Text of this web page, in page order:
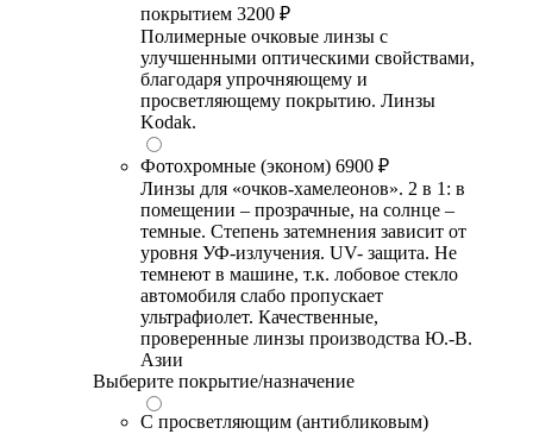
покрытием 3200 ₽
Полимерные очковые линзы с
улучшенными оптическими свойствами,
благодаря упрочняющему и
просветляющему покрытию. Линзы
Kodak.
Фотохромные (эконом) 6900 ₽
Линзы для «очков-хамелеонов». 2 в 1: в
помещении – прозрачные, на солнце –
темные. Степень затемнения зависит от
уровня УФ-излучения. UV- защита. Не
темнеют в машине, т.к. лобовое стекло
автомобиля слабо пропускает
ультрафиолет. Качественные,
проверенные линзы производства Ю.-В.
Азии
Выберите покрытие/назначение
С просветляющим (антибликовым)